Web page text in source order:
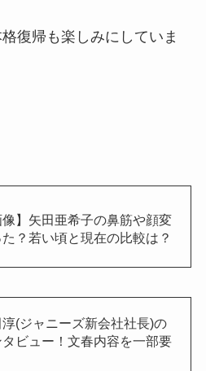
復帰も楽しみにしていま
像】矢田亜希子の鼻筋や顔変
？若い頃と現在の比較は？
(ジャニーズ新会社社長)の
タビュー！文春内容を一部要